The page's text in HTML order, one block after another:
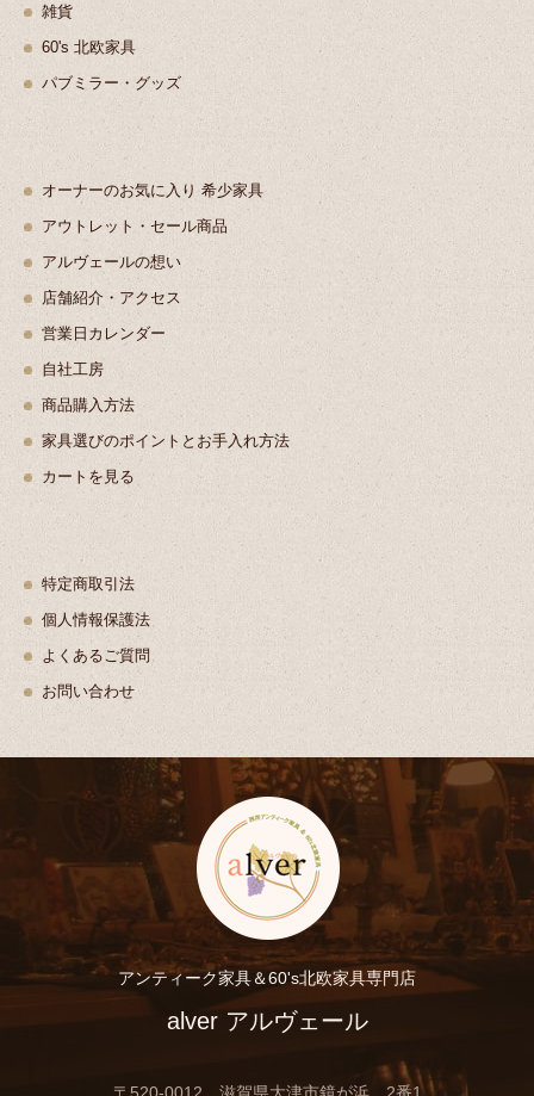
雑貨
60's 北欧家具
パブミラー・グッズ
オーナーのお気に入り 希少家具
アウトレット・セール商品
アルヴェールの想い
店舗紹介・アクセス
営業日カレンダー
自社工房
商品購入方法
家具選びのポイントとお手入れ方法
カートを見る
特定商取引法
個人情報保護法
よくあるご質問
お問い合わせ
アンティーク家具＆60's北欧家具専門店
alver アルヴェール
〒520-0012 滋賀県大津市鏡が浜 2番1